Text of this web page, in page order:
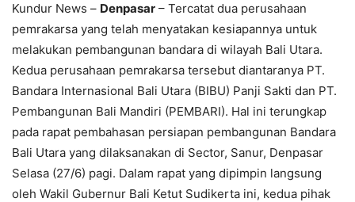
Kundur News – Denpasar – Tercatat dua perusahaan
pemrakarsa yang telah menyatakan kesiapannya untuk
melakukan pembangunan bandara di wilayah Bali Utara.
Kedua perusahaan pemrakarsa tersebut diantaranya PT.
Bandara Internasional Bali Utara (BIBU) Panji Sakti dan PT.
Pembangunan Bali Mandiri (PEMBARI). Hal ini terungkap
pada rapat pembahasan persiapan pembangunan Bandara
Bali Utara yang dilaksanakan di Sector, Sanur, Denpasar
Selasa (27/6) pagi. Dalam rapat yang dipimpin langsung
oleh Wakil Gubernur Bali Ketut Sudikerta ini, kedua pihak